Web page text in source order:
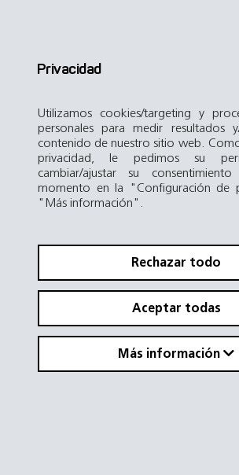
Privacidad
Utilizamos cookies/targeting y
personales para medir resultados
contenido de nuestro sitio web.
privacidad, le pedimos su
cambiar/ajustar su
momento en la "Configuración de
"Más información".
Rechazar todo
Aceptar todas
Más información